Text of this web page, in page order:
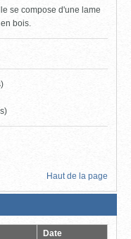
se compose d'une lame
bois.
Haut de la page
Date